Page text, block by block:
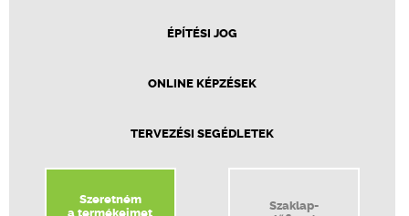
ÉPÍTÉSI JOG
ONLINE KÉPZÉSEK
TERVEZÉSI SEGÉDLETEK
Szeretném
a termékeimet
Szaklap-